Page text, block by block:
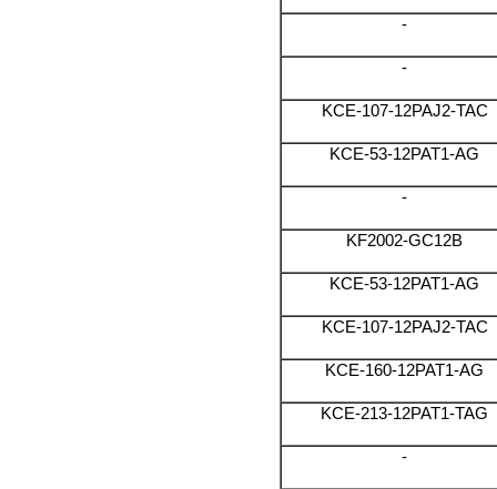
-
-
KCE-107-12PAJ2-TAC
KCE-53-12PAT1-AG
-
KF2002-GC12B
KCE-53-12PAT1-AG
KCE-107-12PAJ2-TAC
KCE-160-12PAT1-AG
KCE-213-12PAT1-TAG
-